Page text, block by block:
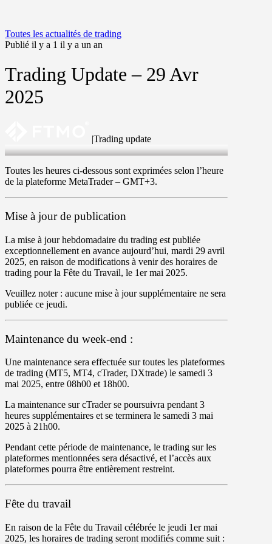
Toutes les actualités de trading
Publié il y a 1 il y a un an
Trading Update – 29 Avr
2025
|Trading update
29 Apr 2025
Toutes les heures ci-dessous sont exprimées selon l’heure
de la plateforme MetaTrader – GMT+3.
Mise à jour de publication
La mise à jour hebdomadaire du trading est publiée
exceptionnellement en avance aujourd’hui, mardi 29 avril
2025, en raison de modifications à venir des horaires de
trading pour la Fête du Travail, le 1er mai 2025.
Veuillez noter : aucune mise à jour supplémentaire ne sera
publiée ce jeudi.
Maintenance du week-end :
Une maintenance sera effectuée sur toutes les plateformes
de trading (MT5, MT4, cTrader, DXtrade) le samedi 3
mai 2025, entre 08h00 et 18h00.
La maintenance surcTraderse poursuivra pendant 3
heures supplémentaires et se terminera le samedi 3 mai
2025 à 21h00.
Pendant cette période de maintenance, le trading sur les
plateformes mentionnées sera désactivé, et l’accès aux
plateformes pourra être entièrement restreint.
Fête du travail
En raison de la Fête du Travail célébrée le jeudi 1ermai
2025, les horaires de trading seront modifiés comme suit :